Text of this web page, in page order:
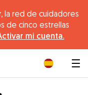
la red de cuidadores
de cinco estrellas
mi cuenta.